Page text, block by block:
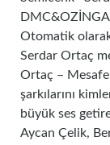
DMC&OZİNGA
Otomatik
Serdar Ortaç
Ortaç – Mesafe
şarkılarını
büyük ses
Aycan Çelik,